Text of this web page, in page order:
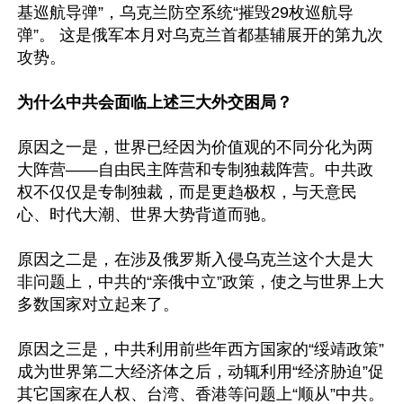
基巡航导弹”，乌克兰防空系统“摧毁29枚巡航导
弹”。 这是俄军本月对乌克兰首都基辅展开的第九次
攻势。
为什么中共会面临上述三大外交困局？
原因之一是，世界已经因为价值观的不同分化为两
大阵营——自由民主阵营和专制独裁阵营。中共政
权不仅仅是专制独裁，而是更趋极权，与天意民
心、时代大潮、世界大势背道而驰。
原因之二是，在涉及俄罗斯入侵乌克兰这个大是大
非问题上，中共的“亲俄中立”政策，使之与世界上大
多数国家对立起来了。
原因之三是，中共利用前些年西方国家的“绥靖政策”
成为世界第二大经济体之后，动辄利用“经济胁迫”促
其它国家在人权、台湾、香港等问题上“顺从”中共。